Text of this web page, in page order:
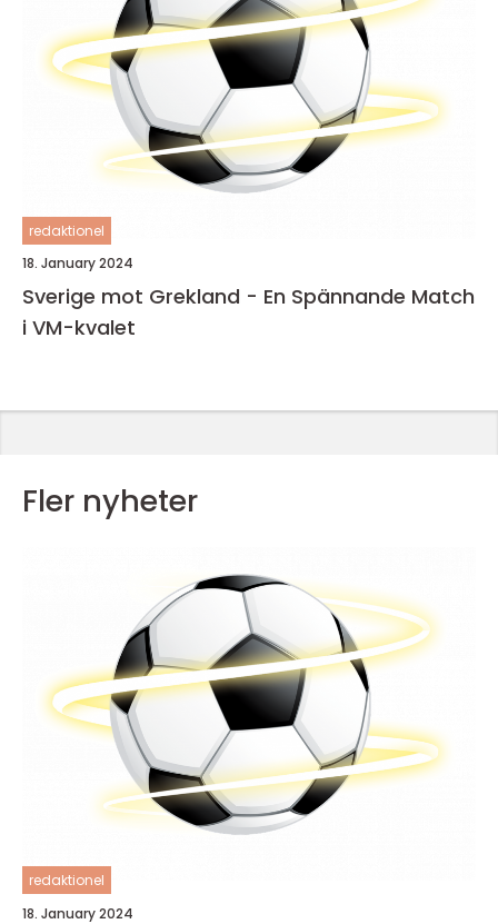
redaktionel
18. January 2024
Sverige mot Grekland - En Spännande Match
i VM-kvalet
Fler nyheter
redaktionel
18. January 2024